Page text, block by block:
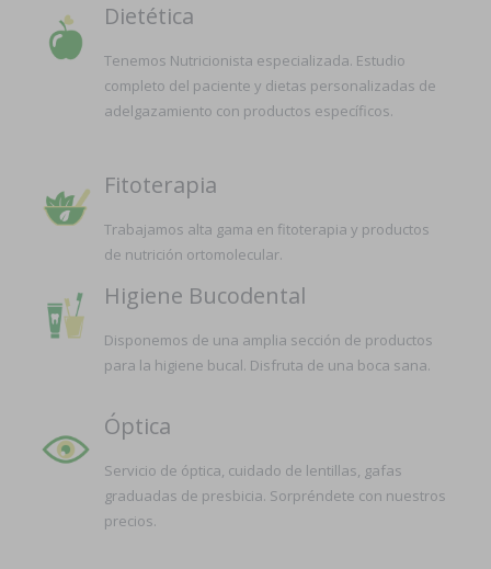
Dietética
Tenemos Nutricionista especializada. Estudio
completo del paciente y dietas personalizadas de
adelgazamiento con productos específicos.
Fitoterapia
Trabajamos alta gama en fitoterapia y productos
de nutrición ortomolecular.
Higiene Bucodental
Disponemos de una amplia sección de productos
para la higiene bucal. Disfruta de una boca sana.
Óptica
Servicio de óptica, cuidado de lentillas, gafas
graduadas de presbicia. Sorpréndete con nuestros
precios.